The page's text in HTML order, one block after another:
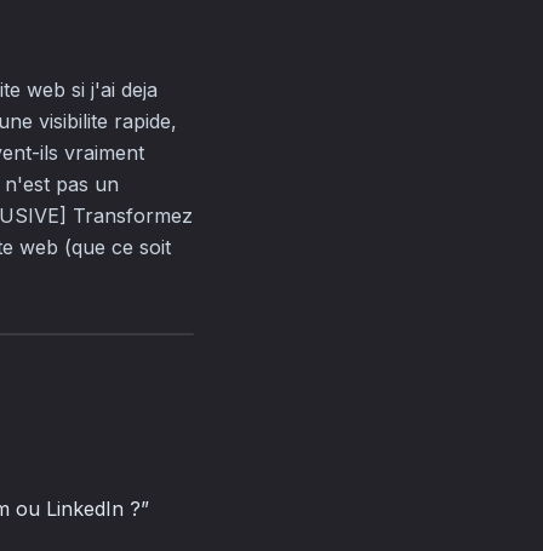
web si j'ai deja
visibilite rapide,
ils vraiment
pas un
Transformez
web (que ce soit
ou LinkedIn ?”